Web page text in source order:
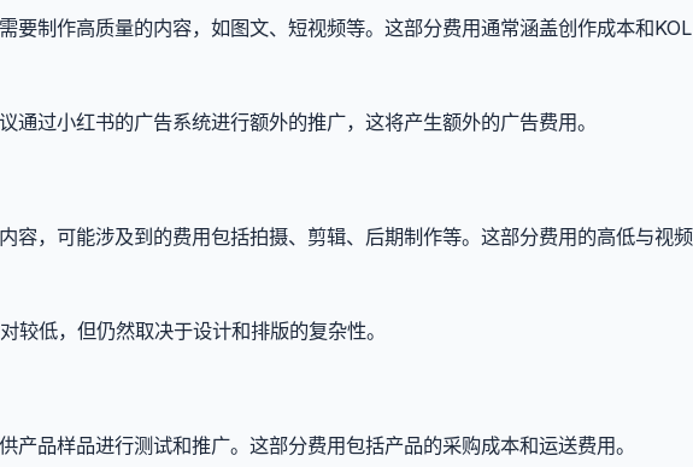
要制作高质量的内容，如图文、短视频等。这部分费用通常涵盖创作成本和
通过小红书的广告系统进行额外的推广，这将产生额外的广告费用。
容，可能涉及到的费用包括拍摄、剪辑、后期制作等。这部分费用的高低与视
较低，但仍然取决于设计和排版的复杂性。
产品样品进行测试和推广。这部分费用包括产品的采购成本和运送费用。